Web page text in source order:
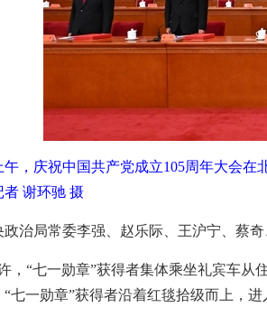
午，庆祝中国共产党成立105周年大会
谢环驰 摄
政治局常委李强、赵乐际、王沪宁、蔡
许，“七一勋章”获得者集体乘坐礼宾车
七一勋章”获得者沿着红毯拾级而上，